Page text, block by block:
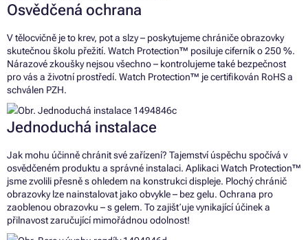
Osvědčená ochrana
V tělocvičně je to krev, pot a slzy – poskytujeme chrániče obrazovky
skutečnou školu přežití. Watch Protection™ posiluje ciferník o 250 %.
Nárazové zkoušky nejsou všechno – kontrolujeme také bezpečnost
pro vás a životní prostředí. Watch Protection™ je certifikován RoHS a
schválen PZH.
Jednoduchá instalace
Jak mohu účinně chránit své zařízení? Tajemství úspěchu spočívá v
osvědčeném produktu a správné instalaci. Aplikaci Watch Protection™
jsme zvolili přesně s ohledem na konstrukci displeje. Plochý chránič
obrazovky lze nainstalovat jako obvykle – bez gelu. Ochrana pro
zaoblenou obrazovku – s gelem. To zajišťuje vynikající účinek a
přilnavost zaručující mimořádnou odolnost!